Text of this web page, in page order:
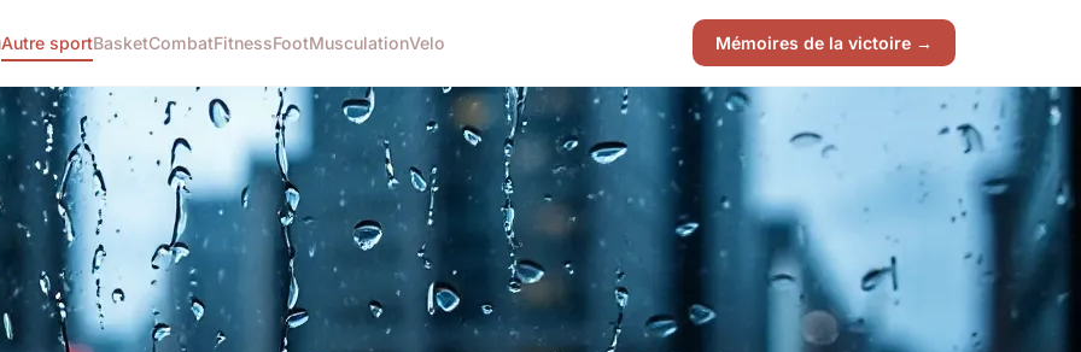
Autre sportBasketCombatFitnessFootMusculationVelo Mémoires de la victoire →